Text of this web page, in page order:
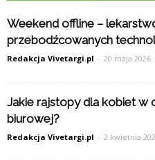
Weekend offline –
przebodźcowanych
Redakcja Vivetargi.pl - 20 maja 2026
Jakie rajstopy dla kobiet w
biurowej?
Redakcja Vivetargi.pl - 2 kwietnia